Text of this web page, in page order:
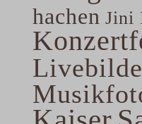
hachen Jini